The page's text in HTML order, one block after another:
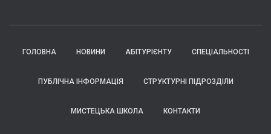
ГОЛОВНА НОВИНИ АБІТУРІЄНТУ СПЕЦІАЛЬНОСТІ
ПУБЛІЧНА ІНФОРМАЦІЯ СТРУКТУРНІ ПІДРОЗДІЛИ
МИСТЕЦЬКА ШКОЛА КОНТАКТИ